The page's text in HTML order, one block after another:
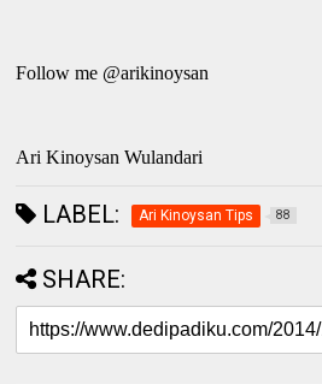
Follow me @arikinoysan
Ari Kinoysan Wulandari
LABEL: Ari Kinoysan Tips 88
SHARE: